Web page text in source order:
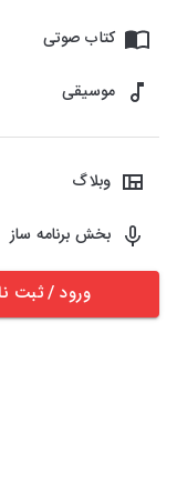
کتاب صوتی
موسیقی
وبلاگ
بخش برنامه ساز
ورود / ثبت